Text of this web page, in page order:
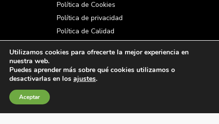
Avenida de la Llana 95-105, 08191, Rubí (Barcelona),
Política de Cookies
Política de privacidad
Política de Calidad
Condiciones de Uso del Sitio Web
Utilizamos cookies para ofrecerte la mejor experiencia en
nuestra web.
Puedes aprender más sobre qué cookies utilizamos o
desactivarlas en los ajustes.
Aceptar